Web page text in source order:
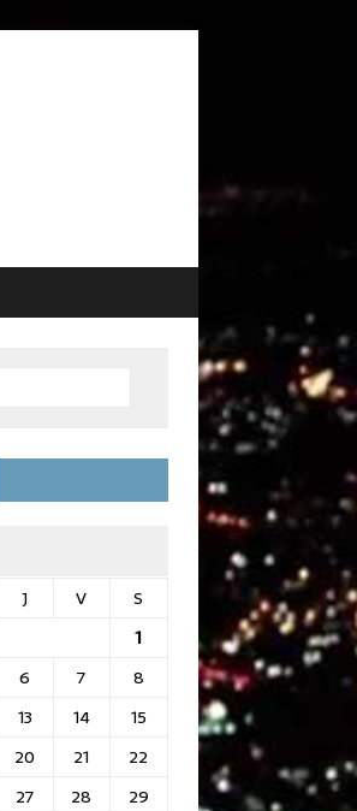
J V
S
1
6 7
8
13 14
15
20 21
22
27 28
29